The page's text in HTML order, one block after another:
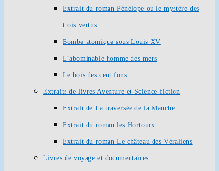
Extrait du roman Pénélope ou le mystère des
trois vertus
Bombe atomique sous Louis XV
L’abominable homme des mers
Le bois des cent fons
Extraits de livres Aventure et Science-fiction
Extrait de La traversée de la Manche
Extrait du roman les Hortours
Extrait du roman Le château des Véraliens
Livres de voyage et documentaires